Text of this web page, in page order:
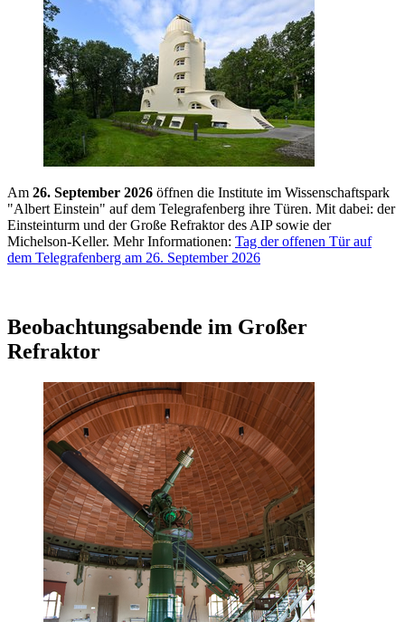
Am 26. September 2026 öffnen die Institute im Wissenschaftspark
"Albert Einstein" auf dem Telegrafenberg ihre Türen. Mit dabei: der
Einsteinturm und der Große Refraktor des AIP sowie der
Michelson-Keller. Mehr Informationen: Tag der offenen Tür auf
dem Telegrafenberg am 26. September 2026
Beobachtungsabende im Großer
Refraktor